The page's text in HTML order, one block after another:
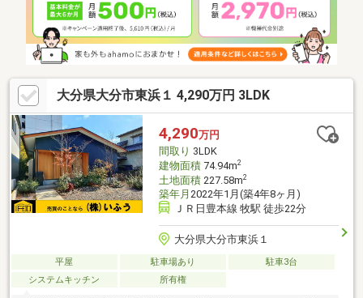
４４ 大分市舞鶴町１－３－３０ＴＥＬ：０９７－５３３－２０
２２ ＦＡＸ：０９７－５２９－７１６０
大分県大分市東浜１ 4,290万円 3LDK
4,290万円
間取り 3LDK
建物面積74.94m2
土地面積227.58m2
築年月 2022年1月(築4年8ヶ月)
ＪＲ日豊本線 牧駅 徒歩22分
大分県大分市東浜１
平屋 駐車場あり
駐車3台
システムキッチン
所有権